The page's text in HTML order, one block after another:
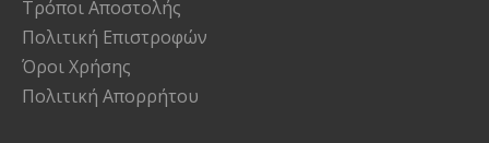
Τρόποι Αποστολής
Πολιτική Επιστροφών
Όροι Χρήσης
Πολιτική Απορρήτου